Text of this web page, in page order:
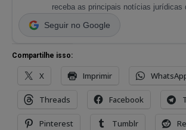
receba as principais notícias jurídicas
Seguir no Google
Compartilhe isso:
X Imprimir
Threads Facebook
Pinterest Tumblr